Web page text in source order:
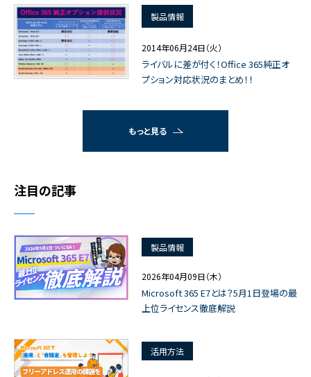
製品情報
2014年06月24日（火）
ライバルに差が付く！Office 365純正オ
プション対応状況のまとめ！！
もっと見る
注目の記事
製品情報
2026年04月09日（木）
Microsoft 365 E7とは？5月1日登場の最
上位ライセンス徹底解説
活用方法